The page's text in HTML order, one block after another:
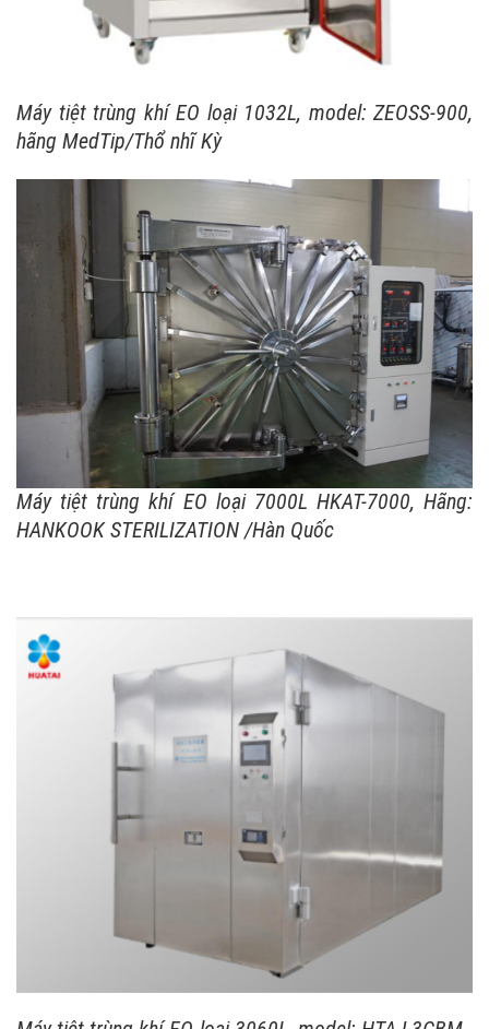
Máy tiệt trùng khí EO loại 1032L, model: ZEOSS-900,
hãng MedTip/Thổ nhĩ Kỳ
Máy tiệt trùng khí EO loại 7000L HKAT-7000, Hãng:
HANKOOK STERILIZATION /Hàn Quốc